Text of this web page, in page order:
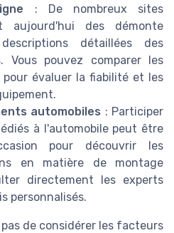
: De nombreux sites
aujourd'hui des démonte
détaillées des
Vous pouvez comparer les
évaluer la fiabilité et les
automobiles : Participer
à l'automobile peut être
pour découvrir les
en matière de montage
directement les experts
personnalisés.
de considérer les facteurs